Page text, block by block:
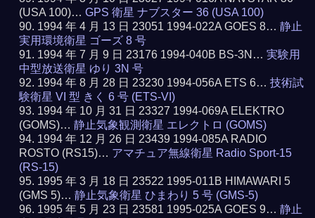
(USA 100)…GPS 衛星 ナブスター 36 (USA 100)
1994 年 4 月 13 日 23051 1994-022A GOES 8…静止
実用環境衛星 ゴーズ 8 号
1994 年 7 月 9 日 23176 1994-040B BS-3N…実験用
中型放送衛星 ゆり 3N 号
1994 年 8 月 28 日 23230 1994-056A ETS 6…技術試
験衛星 VI 型 きく 6 号 (ETS-VI)
1994 年 10 月 31 日 23327 1994-069A ELEKTRO
(GOMS)…静止気象観測衛星 エレクトロ (GOMS)
1994 年 12 月 26 日 23439 1994-085A RADIO
ROSTO (RS15)… アマチュア無線衛星 Radio Sport-15
(RS-15)
1995 年 3 月 18 日 23522 1995-011B HIMAWARI 5
(GMS 5)…静止気象衛星 ひまわり 5 号 (GMS-5)
1995 年 5 月 23 日 23581 1995-025A GOES 9…静止